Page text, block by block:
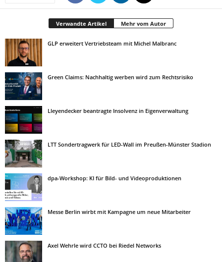
Verwandte Artikel Mehr vom Autor
GLP erweitert Vertriebsteam mit Michel Malbranc
Green Claims: Nachhaltig werben wird zum Rechtsrisiko
Lleyendecker beantragte Insolvenz in Eigenverwaltung
LTT Sondertragwerk für LED-Wall im Preußen-Münster Stadion
dpa-Workshop: KI für Bild- und Videoproduktionen
Messe Berlin wirbt mit Kampagne um neue Mitarbeiter
Axel Wehrle wird CCTO bei Riedel Networks